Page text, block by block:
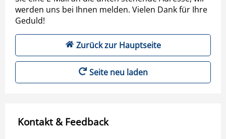
werden uns bei Ihnen melden. Vielen Dank für Ihre
Geduld!
Zurück zur Hauptseite
Seite neu laden
Kontakt & Feedback